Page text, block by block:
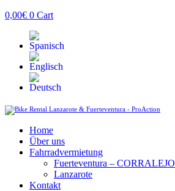
0,00€ 0 Cart
Home
Über uns
Fahrradvermietung
Fuerteventura – CORRALEJO
Lanzarote
Kontakt